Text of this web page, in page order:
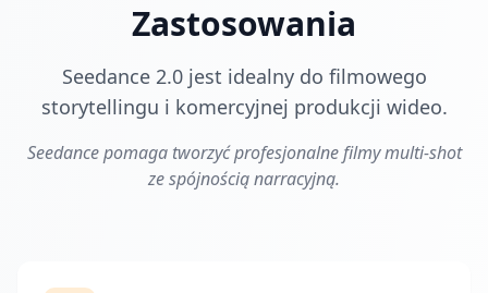
Zastosowania
Seedance 2.0 jest idealny do filmowego
storytellingu i komercyjnej produkcji wideo.
Seedance pomaga tworzyć profesjonalne filmy multi-shot
ze spójnością narracyjną.